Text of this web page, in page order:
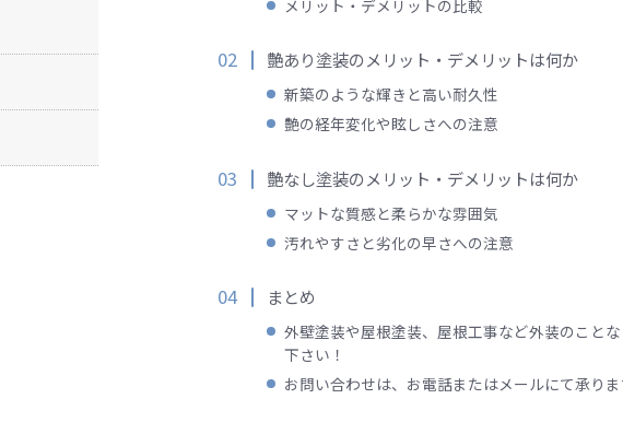
メリット・デメリットの比較
艶あり塗装のメリット・デメリットは何か
新築のような輝きと高い耐久性
艶の経年変化や眩しさへの注意
艶なし塗装のメリット・デメリットは何か
マットな質感と柔らかな雰囲気
汚れやすさと劣化の早さへの注意
まとめ
外壁塗装や屋根塗装、屋根工事など外装のこと
下さい！
お問い合わせは、お電話またはメールにて承りま